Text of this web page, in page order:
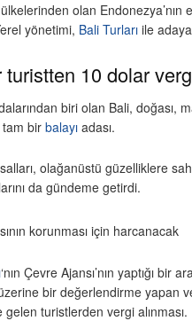
olan
yönetimi, Bali Turları ile
turistten 10 dolar
biri olan Bali,
tam bir balayı adası.
olağanüstü güzelliklere
da gündeme getirdi.
‘nın Çevre Ajansı’nın yaptığı
bir değerlendirme yapan
turistlerden vergi alınması.